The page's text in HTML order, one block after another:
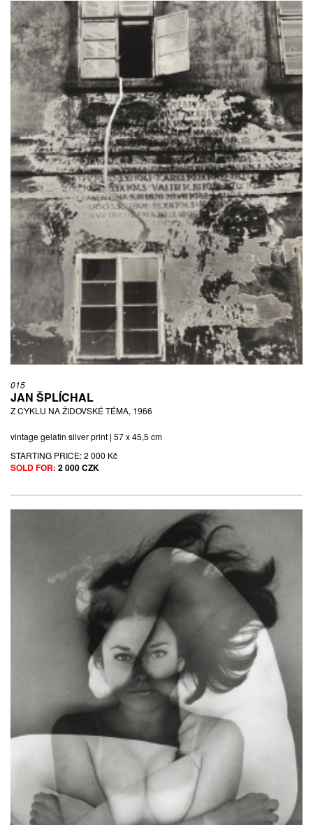
015
JAN ŠPLÍCHAL
Z CYKLU NA ŽIDOVSKÉ TÉMA, 1966
vintage gelatin silver print | 57 x 45,5 cm
STARTING PRICE:2 000 Kč
SOLD FOR: 2 000 CZK